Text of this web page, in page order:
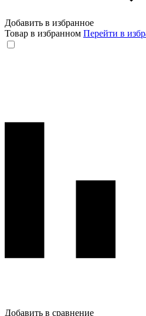
Добавить в избранное
Товар в избранном Перейти в
Добавить в сравнение